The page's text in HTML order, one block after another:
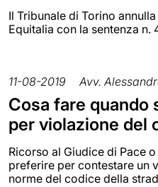
Il Tribunale di Torino
Equitalia con la sentenza n.
11-08-2019 Avv.
Cosa fare quando
per violazione del
Ricorso al Giudice di Pace
preferire per contestare un
norme del codice della